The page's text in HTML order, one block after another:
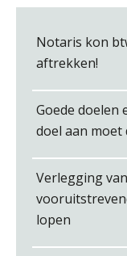
Notaris kon
aftrekken!
Goede doelen
doel aan moet
Verlegging
lopen